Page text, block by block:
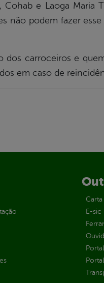
Cohab e Laoga Maria
não podem fazer
dos carroceiros e
em caso de
E-sic